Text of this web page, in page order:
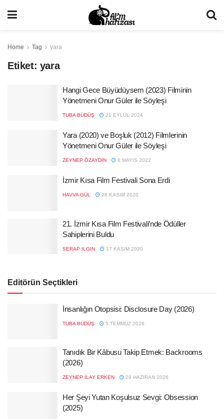
Home Tag yara
Etiket: yara
Hangi Gece Büyüdüysem (2023) Filminin
Yönetmeni Onur Güler ile Söyleşi
TUBA BÜDÜŞ 21 EYLÜL 2024
Yara (2020) ve Boşluk (2012) Filmlerinin
Yönetmeni Onur Güler ile Söyleşi
ZEYNEP ÖZAYDIN 8 MAYIS 2022
İzmir Kısa Film Festivali Sona Erdi
HAVVA GÜL 26 KASIM 2020
21. İzmir Kısa Film Festivali’nde Ödüller
Sahiplerini Buldu
SERAP ILGIN 17 KASIM 2020
Editörün Seçtikleri
İnsanlığın Otopsisi: Disclosure Day (2026)
TUBA BÜDÜŞ 5 TEMMUZ 2026
Tanıdık Bir Kâbusu Takip Etmek: Backrooms
(2026)
ZEYNEP İLAY ERKEN 29 HAZIRAN 2026
Her Şeyi Yutan Koşulsuz Sevgi: Obsession
(2025)